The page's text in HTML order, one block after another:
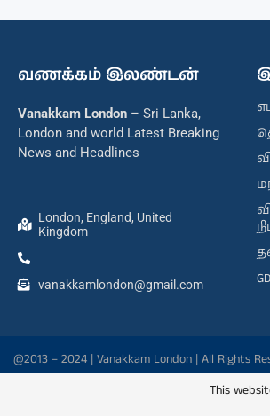
வணக்கம் இலண்டன்
Vanakkam London – Sri Lanka,
London and world Latest Breaking
News and Headlines
London, England, United
Kingdom
vanakkamlondon@gmail.com
@2013 – 2024 | Vanakkam London | All Rights
This